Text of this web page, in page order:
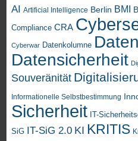
AI Artificial Intelligence Berlin BMI
Compliance CRA
Cyberwar Datenkolumne
Datensicherheit
Souveränität
Informationelle Selbstbestimmung
Sicherheit IT-
SiG IT-SiG 2.0 KI KRITIS